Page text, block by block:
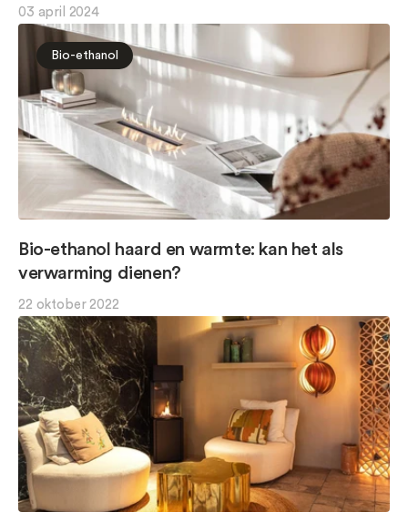
03 april 2024
Bio-ethanol
Bio-ethanol haard en warmte: kan het als
verwarming dienen?
22 oktober 2022